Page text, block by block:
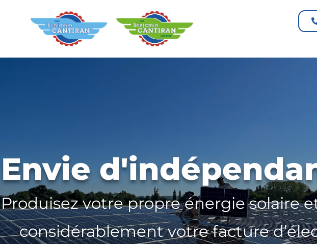
Envie
Produisez votre propre énergie solaire
considérablement votre facture